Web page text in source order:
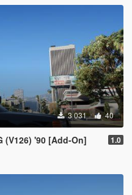
3 031 40
(V126) '90 [Add-On] 1.0